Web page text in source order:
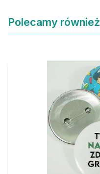
Polecamy również